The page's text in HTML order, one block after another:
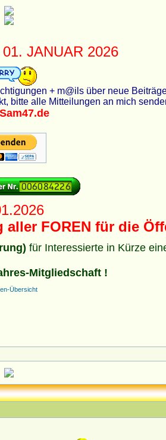
JANUAR 2026
+ m@ils über neue
bitte alle Mitteilungen an mich
aller FOREN für die
für Interessierte in Kürze
Mitgliedschaft !